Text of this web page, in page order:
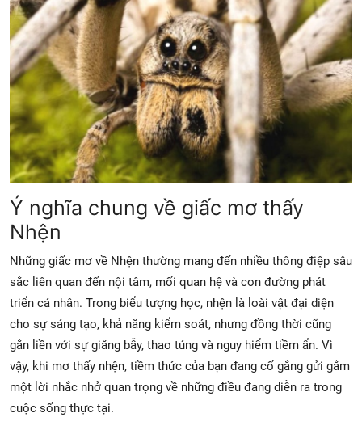
Ý nghĩa chung về giấc mơ thấy
Nhện
Những giấc mơ về Nhện thường mang đến nhiều thông điệp sâu
sắc liên quan đến nội tâm, mối quan hệ và con đường phát
triển cá nhân. Trong biểu tượng học, nhện là loài vật đại diện
cho sự sáng tạo, khả năng kiểm soát, nhưng đồng thời cũng
gắn liền với sự giăng bẫy, thao túng và nguy hiểm tiềm ẩn. Vì
vậy, khi mơ thấy nhện, tiềm thức của bạn đang cố gắng gửi gắm
một lời nhắc nhở quan trọng về những điều đang diễn ra trong
cuộc sống thực tại.